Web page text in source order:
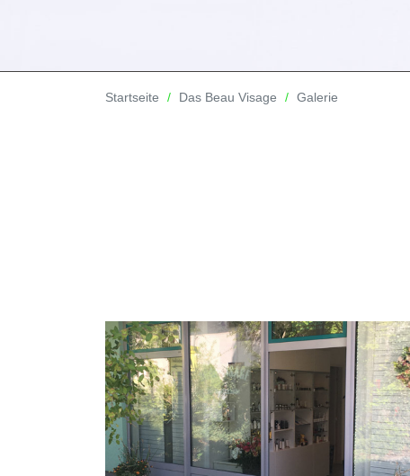
Startseite Das Beau Visage Galerie